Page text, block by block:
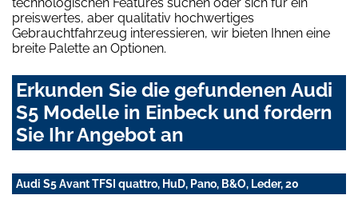
preiswertes, aber qualitativ hochwertiges
Gebrauchtfahrzeug interessieren, wir bieten Ihnen eine
breite Palette an Optionen.
Erkunden Sie die gefundenen Audi
S5 Modelle in Einbeck und fordern
Sie Ihr Angebot an
Audi S5 Avant TFSI quattro, HuD, Pano, B&O, Leder, 20